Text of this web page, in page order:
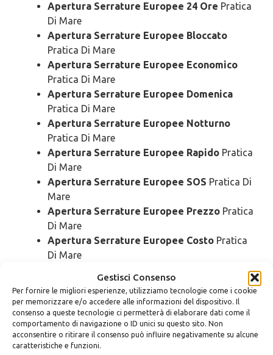
Gestisci Consenso
Per fornire le migliori esperienze, utilizziamo tecnologie come i cookie
per memorizzare e/o accedere alle informazioni del dispositivo. Il
consenso a queste tecnologie ci permetterà di elaborare dati come il
comportamento di navigazione o ID unici su questo sito. Non
acconsentire o ritirare il consenso può influire negativamente su alcune
caratteristiche e funzioni.
Apertura Serrature Europee 24 Ore Pratica
Di Mare
Apertura Serrature Europee Bloccato
Pratica Di Mare
Apertura Serrature Europee Economico
Pratica Di Mare
Apertura Serrature Europee Domenica
Pratica Di Mare
Apertura Serrature Europee Notturno
Pratica Di Mare
Apertura Serrature Europee Rapido Pratica
Di Mare
Apertura Serrature Europee SOS Pratica Di
Mare
Apertura Serrature Europee Prezzo Pratica
Di Mare
Apertura Serrature Europee Costo Pratica
Di Mare
Pronto InterventoSerrature
Europee Pratica Di Mare
Pronto Intervento Serrature Europee
UrgentePratica Di Mare